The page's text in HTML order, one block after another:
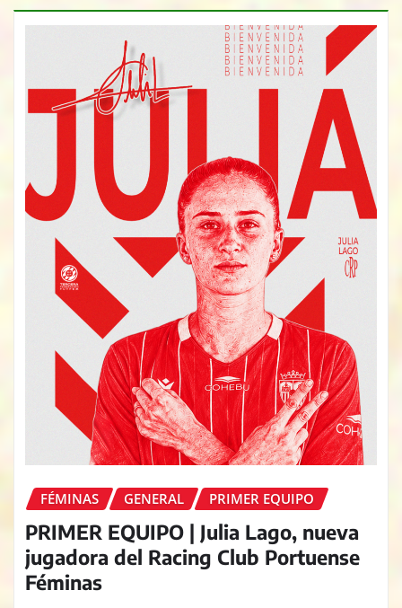
FÉMINAS GENERAL PRIMER EQUIPO
PRIMER EQUIPO | Julia Lago, nueva
jugadora del Racing Club Portuense
Féminas